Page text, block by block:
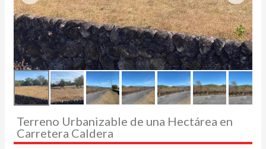
Terreno Urbanizable de una Hectárea en
Carretera Caldera